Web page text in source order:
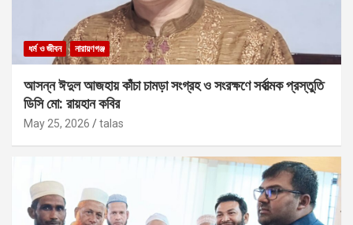
ধর্ম ও জীবন নারায়ণগঞ্জ
আসন্ন ঈদুল আজহায় কাঁচা চামড়া সংগ্রহ ও সংরক্ষণে সর্বাত্মক প্রস্তুতি
ডিসি মো: রায়হান কবির
May 25, 2026 talas